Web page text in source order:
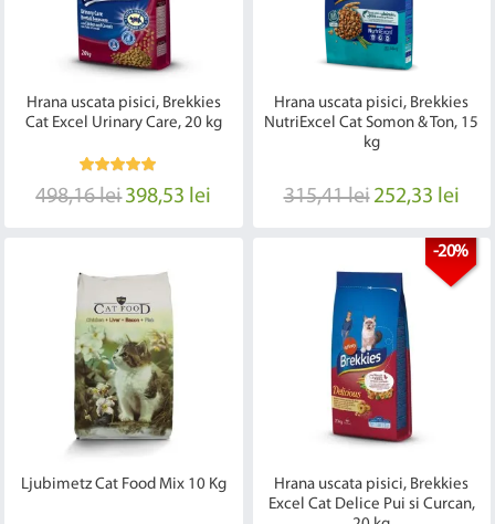
Hrana uscata pisici, Brekkies
Cat Excel Urinary Care, 20 kg
498,16 lei398,53 lei
Hrana uscata pisici, Brekkies
NutriExcel Cat Somon & Ton, 15
kg
315,41 lei 252,33 lei
Ljubimetz Cat Food Mix 10 Kg
-20%
Hrana uscata pisici, Brekkies
Excel Cat Delice Pui si Curcan,